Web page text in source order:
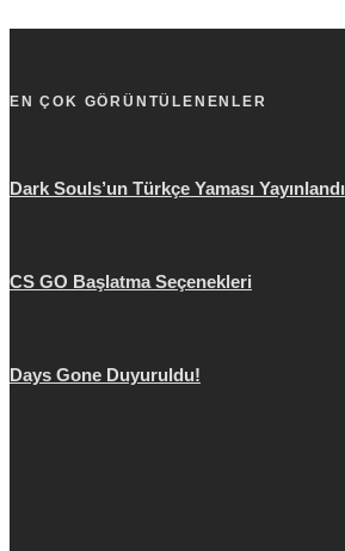
EN ÇOK GÖRÜNTÜLENENLER
Dark Souls’un Türkçe Yaması Yayınlandı
CS GO Başlatma Seçenekleri
Days Gone Duyuruldu!